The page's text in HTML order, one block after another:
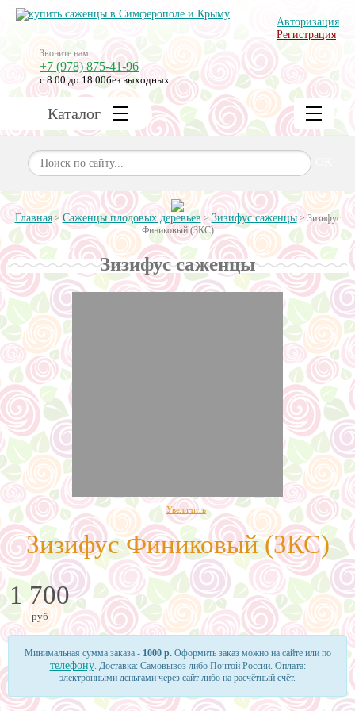
Звоните нам:
+7 (978) 875-41-96
с 8.00 до 18.00без выходных
Авторизация
Регистрация
Каталог
Главная> Саженцы плодовых деревьев > Зизифус саженцы> Зизифус
Финиковый (ЗКС)
Зизифус саженцы
Увеличить
Зизифус Финиковый (ЗКС)
1 700
руб
Минимальная сумма заказа - 1000 р.Оформить заказ можно на сайте или по
телефону. Доставка: Самовывоз либо Почтой России. Оплата:
электронными деньгами через сайт либо на расчётный счёт.